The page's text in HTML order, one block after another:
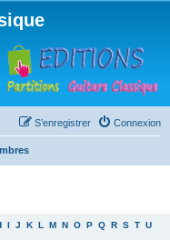
Connexion
S’enregistrer
I J K L M N O P Q R S T U